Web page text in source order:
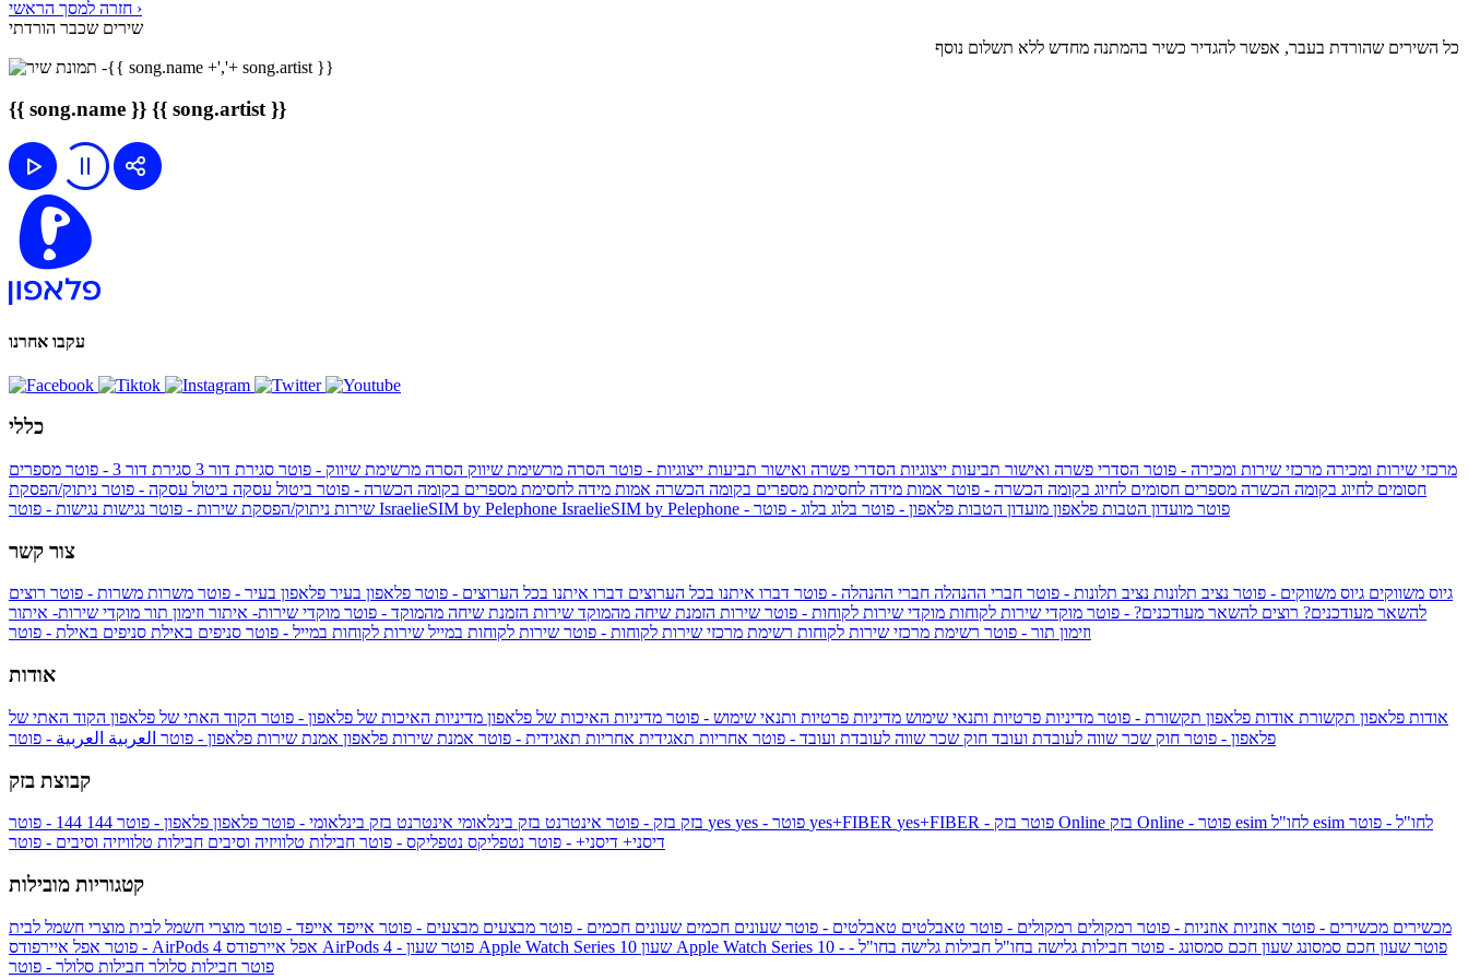
חזרה למסך הראשי ›
שירים שכבר הורדתי
כל השירים שהורדת בעבר, אפשר להגדיר כשיר בהמתנה מחדש ללא תשלום נוסף
{{ song.name }} {{ song.artist }}
עקבו אחרנו
כללי
מרכזי שירות ומכירה מרכזי שירות ומכירה - פוטר הסדרי פשרה ואישור תביעות ייצוגיות הסדרי פשרה ואישור תביעות ייצוגיות - פוטר הסרה מרשימת שיווק הסרה מרשימת שיווק - פוטר סגירת דור 3 סגירת דור 3 - פוטר
מספרים
חסומים לחיוג בקומה הכשרה מספרים חסומים לחיוג בקומה הכשרה - פוטר אמות מידה לחסימת מספרים בקומה הכשרה אמות מידה לחסימת מספרים בקומה הכשרה - פוטר ביטול עסקה ביטול עסקה - פוטר ניתוק/הפסקת
שירות ניתוק/הפסקת שירות - פוטר נגישות IsraelieSIM by Pelephone IsraelieSIM by Pelephone - פוטר מועדון הטבות פלאפון מועדון הטבות פלאפון - פוטר בלוג בלוג - פוטר
צור קשר
גיוס משווקים גיוס משווקים - פוטר נציב תלונות נציב תלונות - פוטר חברי ההנהלה חברי ההנהלה - פוטר דברו איתנו בכל הערוצים דברו איתנו בכל הערוצים - פוטר פלאפון בעיר פלאפון בעיר - פוטר משרות משרות - פוטר רוצים
להשאר מעודכנים? רוצים להשאר מעודכנים? - פוטר מוקדי שירות לקוחות מוקדי שירות לקוחות - פוטר שירות הזמנת שיחה מהמוקד שירות הזמנת שיחה מהמוקד - פוטר מוקדי שירות- איתור וזימון תור מוקדי שירות- איתור
וזימון תור - פוטר רשימת מרכזי שירות לקוחות רשימת מרכזי שירות לקוחות - פוטר שירות לקוחות במייל שירות לקוחות במייל - פוטר סניפים באילת סניפים באילת - פוטר
אודות
אודות פלאפון תקשורת אודות פלאפון תקשורת - פוטר מדיניות פרטיות ותנאי שימוש מדיניות פרטיות ותנאי שימוש - פוטר מדיניות האיכות של פלאפון מדיניות האיכות של פלאפון - פוטר הקוד האתי של פלאפון הקוד האתי של
פלאפון - פוטר חוק שכר שווה לעובדת ועובד חוק שכר שווה לעובדת ועובד - פוטר אחריות תאגידית אחריות תאגידית - פוטר אמנת שירות פלאפון אמנת שירות פלאפון - פוטר العربية العربية - פוטר
קבוצת בזק
בזק בזק - פוטר אינטרנט בזק בינלאומי אינטרנט בזק בינלאומי - פוטר פלאפון פלאפון - פוטר 144 yes yes+FIBER yes+FIBER - פוטר בזק Online
esim לחו"ל - פוטר
דיסני+ דיסני+ - פוטר נטפליקס נטפליקס - פוטר חבילות טלוויזיה וסיבים חבילות טלוויזיה וסיבים - פוטר
קטגוריות מובילות
מכשירים מכשירים - פוטר אוזניות אוזניות - פוטר רמקולים רמקולים - פוטר טאבלטים טאבלטים - פוטר שעונים חכמים שעונים חכמים - פוטר מבצעים מבצעים - פוטר אייפד אייפד - פוטר מוצרי חשמל לבית מוצרי חשמל לבית
- פוטר אפל איירפודס AirPods 4 אפל איירפודס AirPods 4 - פוטר שעון Apple Watch Series 10 שעון Apple Watch Series 10 - פוטר שעון חכם סמסונג שעון חכם סמסונג - פוטר חבילות גלישה בחו"ל חבילות גלישה בחו"ל -
פוטר חבילות סלולר חבילות סלולר - פוטר